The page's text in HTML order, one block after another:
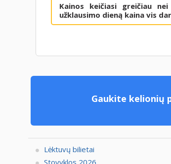
Kainos keičiasi greičiau
užklausimo dieną kaina vis
Gaukite kelionių
Lėktuvų bilietai
Stovyklos 2026